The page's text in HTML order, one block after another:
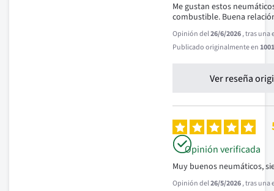
Me gustan estos
combustible. Buena
Opinión del26/6/2026, tras una
Publicado originalmente en
Ver reseña
Opinión verificada
Muy buenos neumáticos,
Opinión del26/5/2026, tras una